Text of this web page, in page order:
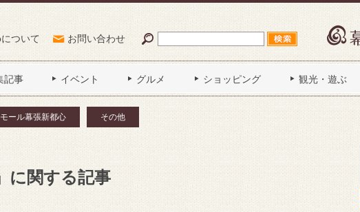
ついて お問い合わせ
記事 イベント グルメ ショッピング 観光・遊ぶ
ール幕張新都心 その他
に関する記事